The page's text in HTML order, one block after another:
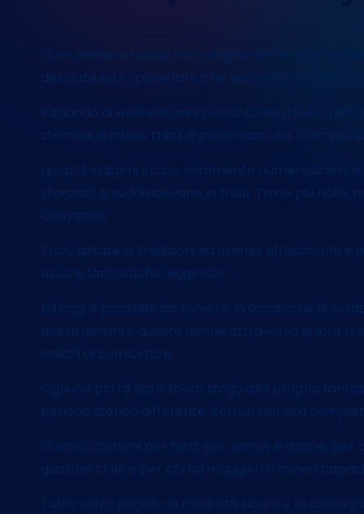
I film western hanno fatto sognare intere
desolate ed impolverate che venivano contese a
Parlando di western anni sessanta-settanta,
stermini di intere tribù di pellerossa che
I popoli indigeni erano veramente numerosissimi
stanziati, si suddividevano in tribù. Tra le più note,
Cheyenne.
Tribù dotate di tradizioni ed usanze affascinanti
alcune fantastiche leggende.
Ed oggi è possibile far rivivere, in occasione di
questi uomini e queste donne attraverso le loro
indiani di comicstore.
Ognuno potrà dare libero sfogo alla propria
periodo storico differente, con un’identità
Ci sono costumi per tutti: per uomini e donne,
qualche chilo e per chi ha maggiori o minori
Tutto verrà pagato in modalità sicura e la